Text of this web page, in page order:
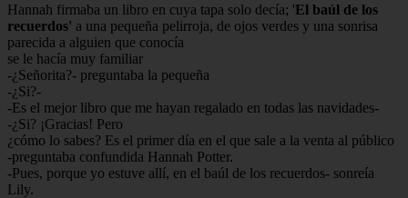
Hannah firmaba un libro en cuya tapa solo decía; 'El baúl de los
recuerdos' a una pequeña pelirroja, de ojos verdes y una sonrisa
parecida a alguien que conocía
se le hacía muy familiar
-¿Señorita?- preguntaba la pequeña
-¿Si?-
-Es el mejor libro que me hayan regalado en todas las navidades-
-¿Si? ¡Gracias! Pero
¿cómo lo sabes? Es el primer día en el que sale a la venta al público
-preguntaba confundida Hannah Potter.
-Pues, porque yo estuve allí, en el baúl de los recuerdos- sonreía
Lily.